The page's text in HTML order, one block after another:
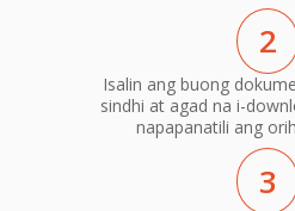
2
Isalin ang buong
sindhi at agad na i-
napapanatili ang
3